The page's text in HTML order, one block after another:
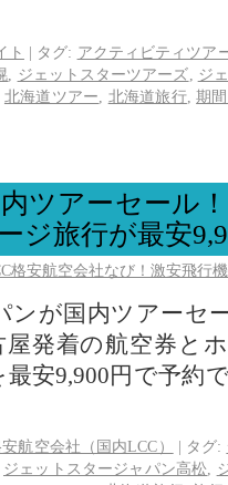
ト | タグ: アクティビティツア
ジェットスターツアーズ
ジ
北海道ツアー 北海道旅行,期
ツアーセール
ジ旅行が最安
格安航空会社なび！激安飛行
ンが国内ツアーセ
屋発着の航空券と
安9,900円で予約
航空会社（国内LCC） | タグ:
ジェットスタージャパン高松